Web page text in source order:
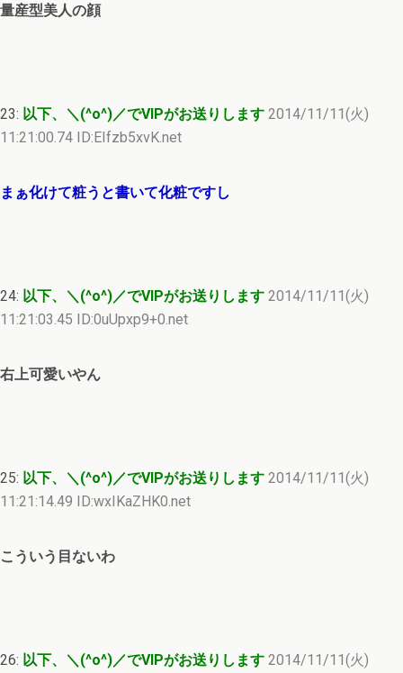
量産型美人の顔
23: 以下、＼(^o^)／でVIPがお送りします 2014/11/11(火)
11:21:00.74 ID:EIfzb5xvK.net
まぁ化けて粧うと書いて化粧ですし
24: 以下、＼(^o^)／でVIPがお送りします 2014/11/11(火)
11:21:03.45 ID:0uUpxp9+0.net
右上可愛いやん
25: 以下、＼(^o^)／でVIPがお送りします 2014/11/11(火)
11:21:14.49 ID:wxIKaZHK0.net
こういう目ないわ
26: 以下、＼(^o^)／でVIPがお送りします 2014/11/11(火)